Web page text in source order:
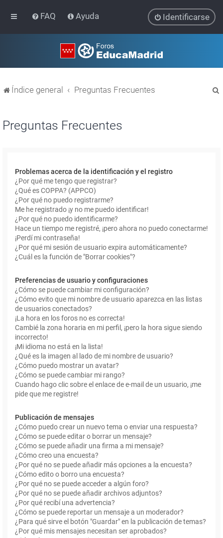
FAQ Ayuda Identificarse
Índice general Preguntas Frecuentes
Preguntas Frecuentes
Problemas acerca de la identificación y el registro
¿Por qué me tengo que registrar?
¿Qué es COPPA? (APPCO)
¿Por qué no puedo registrarme?
Me he registrado ¡y no me puedo identificar!
¿Por qué no puedo identificarme?
Hace un tiempo me registré, ¡pero ahora no puedo conectarme!
¡Perdí mi contraseña!
¿Por qué mi sesión de usuario expira automáticamente?
¿Cuál es la función de "Borrar cookies"?
Preferencias de usuario y configuraciones
¿Cómo se puede cambiar mi configuración?
¿Cómo evito que mi nombre de usuario aparezca en las listas
de usuarios conectados?
¡La hora en los foros no es correcta!
Cambié la zona horaria en mi perfil, ¡pero la hora sigue siendo
incorrecto!
¡Mi idioma no está en la lista!
¿Qué es la imagen al lado de mi nombre de usuario?
¿Cómo puedo mostrar un avatar?
¿Cómo se puede cambiar mi rango?
Cuando hago clic sobre el enlace de e-mail de un usuario, ¡me
pide que me registre!
Publicación de mensajes
¿Cómo puedo crear un nuevo tema o enviar una respuesta?
¿Cómo se puede editar o borrar un mensaje?
¿Cómo se puede añadir una firma a mi mensaje?
¿Cómo creo una encuesta?
¿Por qué no se puede añadir más opciones a la encuesta?
¿Cómo edito o borro una encuesta?
¿Por qué no se puede acceder a algún foro?
¿Por qué no se puede añadir archivos adjuntos?
¿Por qué recibí una advertencia?
¿Cómo se puede reportar un mensaje a un moderador?
¿Para qué sirve el botón "Guardar" en la publicación de temas?
¿Por qué mis mensajes necesitan ser aprobados?